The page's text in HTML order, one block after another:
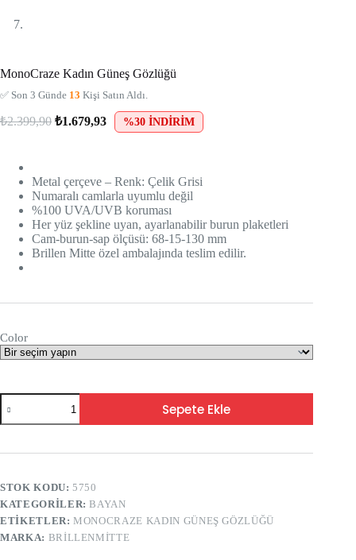
MonoCraze Kadın Güneş Gözlüğü
✅ Son 3 Günde 13 Kişi Satın Aldı.
₺2.399,90 ₺1.679,93 %30 İNDIRIM
Metal çerçeve – Renk: Çelik Grisi
Numaralı camlarla uyumlu değil
%100 UVA/UVB koruması
Her yüz şekline uyan, ayarlanabilir burun plaketleri
Cam-burun-sap ölçüsü: 68-15-130 mm
Brillen Mitte özel ambalajında teslim edilir.
Color
Sepete Ekle
STOK KODU:5750
KATEGORILER:BAYAN
ETIKETLER:MONOCRAZE KADIN GÜNEŞ GÖZLÜĞÜ
MARKA: BRILLENMITTE